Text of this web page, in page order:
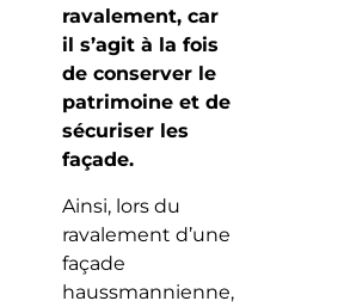
ravalement, car
il s’agit à la fois
de conserver le
patrimoine et de
sécuriser les
façade.
Ainsi, lors du
ravalement d’une
façade
haussmannienne,